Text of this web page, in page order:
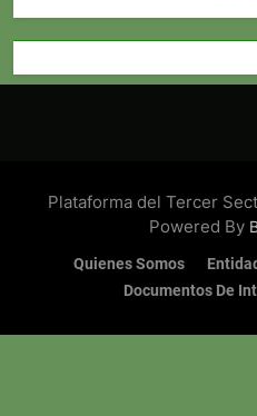
Plataforma del Tercer
Powered By
Quienes Somos
Documentos De